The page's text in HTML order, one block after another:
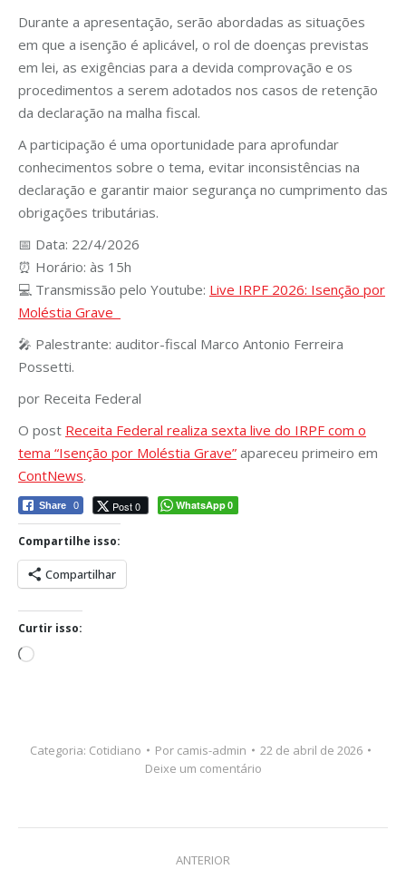
Durante a apresentação, serão abordadas as situações
em que a isenção é aplicável, o rol de doenças previstas
em lei, as exigências para a devida comprovação e os
procedimentos a serem adotados nos casos de retenção
da declaração na malha fiscal.
A participação é uma oportunidade para aprofundar
conhecimentos sobre o tema, evitar inconsistências na
declaração e garantir maior segurança no cumprimento das
obrigações tributárias.
📅 Data: 22/4/2026
⏰ Horário: às 15h
💻 Transmissão pelo Youtube: Live IRPF 2026: Isenção por
Moléstia Grave
🎤 Palestrante: auditor-fiscal Marco Antonio Ferreira
Possetti.
por Receita Federal
O post Receita Federal realiza sexta live do IRPF com o
tema “Isenção por Moléstia Grave” apareceu primeiro em
ContNews.
Share 0 Post 0 WhatsApp0
Compartilhe isso:
Compartilhar
Curtir isso:
Carregando...
Categoria: Cotidiano Por camis-admin
22 de abril de 2026
Deixe um comentário
NavegaçãoANTERIOR